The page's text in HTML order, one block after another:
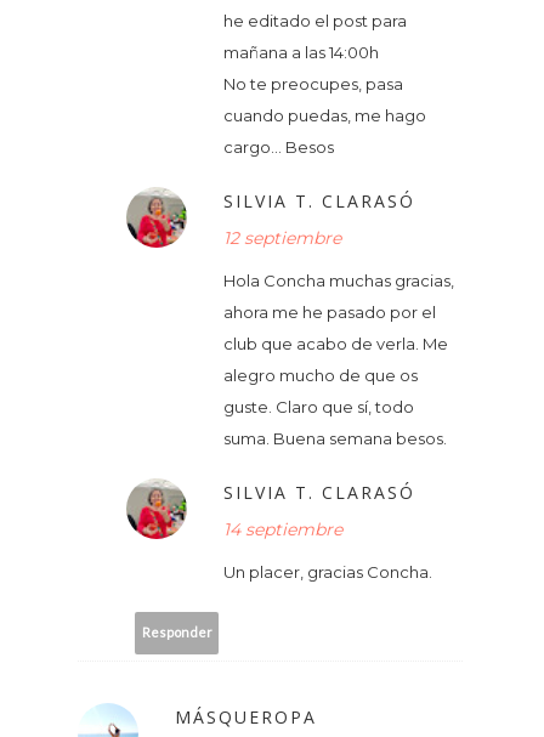
he editado el post para
mañana a las 14:00h
No te preocupes, pasa
cuando puedas, me hago
cargo… Besos
SILVIA T. CLARASÓ
12 septiembre
Hola Concha muchas gracias,
ahora me he pasado por el
club que acabo de verla. Me
alegro mucho de que os
guste. Claro que sí, todo
suma. Buena semana besos.
SILVIA T. CLARASÓ
14 septiembre
Un placer, gracias Concha.
Responder
MÁSQUEROPA